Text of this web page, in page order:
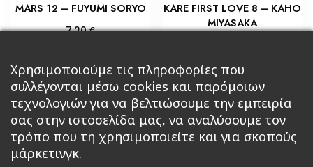
MARS 12 – FUYUMI SORYO
7,20€
KARE FIRST LOVE 8 – KAHO
MIYASAKA
Προσθήκη στο καλάθι
Χρησιμοποιούμε τις πληροφορίες που
συλλέγονται μέσω cookies και παρόμοιων
τεχνολογιών για να βελτιώσουμε την εμπειρία
σας στην ιστοσελίδα μας, να αναλύσουμε τον
τρόπο που τη χρησιμοποιείτε και για σκοπούς
μάρκετινγκ.